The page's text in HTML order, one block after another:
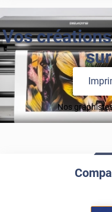
Vos
Nos